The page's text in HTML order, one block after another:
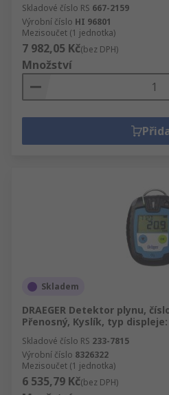
Skladové číslo RS 667-2159
Výrobní číslo HI 96801
Mezisoučet (1 jednotka)
7 982,05 Kč(bez DPH)
Množství
Skladem
DRAEGER Detektor plynu,
Přenosný, Kyslík, typ
Skladové číslo RS 233-7815
Výrobní číslo 8326322
Mezisoučet (1 jednotka)
6 535,79 Kč(bez DPH)